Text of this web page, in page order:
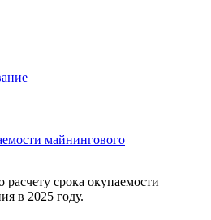
майнингового
срока окупаемости
в 2025 году.